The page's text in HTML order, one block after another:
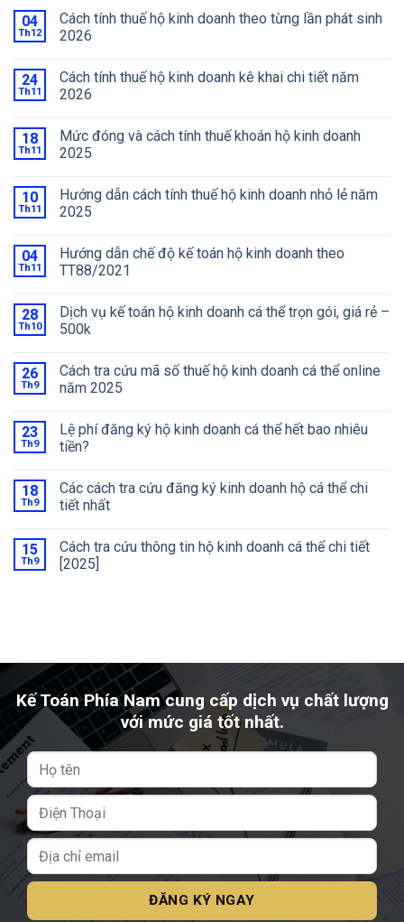
04
Th12
Cách tính thuế hộ kinh doanh theo từng lần phát sinh
2026
24
Th11
Cách tính thuế hộ kinh doanh kê khai chi tiết năm
2026
18
Th11
Mức đóng và cách tính thuế khoán hộ kinh doanh
2025
10
Th11
Hướng dẫn cách tính thuế hộ kinh doanh nhỏ lẻ năm
2025
04
Th11
Hướng dẫn chế độ kế toán hộ kinh doanh theo
TT88/2021
28
Th10
Dịch vụ kế toán hộ kinh doanh cá thể trọn gói, giá rẻ –
500k
26
Th9
Cách tra cứu mã số thuế hộ kinh doanh cá thể online
năm 2025
23
Th9
Lệ phí đăng ký hộ kinh doanh cá thể hết bao nhiêu
tiền?
18
Th9
Các cách tra cứu đăng ký kinh doanh hộ cá thể chi
tiết nhất
15
Th9
Cách tra cứu thông tin hộ kinh doanh cá thể chi tiết
[2025]
Kế Toán Phía Nam cung cấp dịch vụ chất lượng
với mức giá tốt nhất.